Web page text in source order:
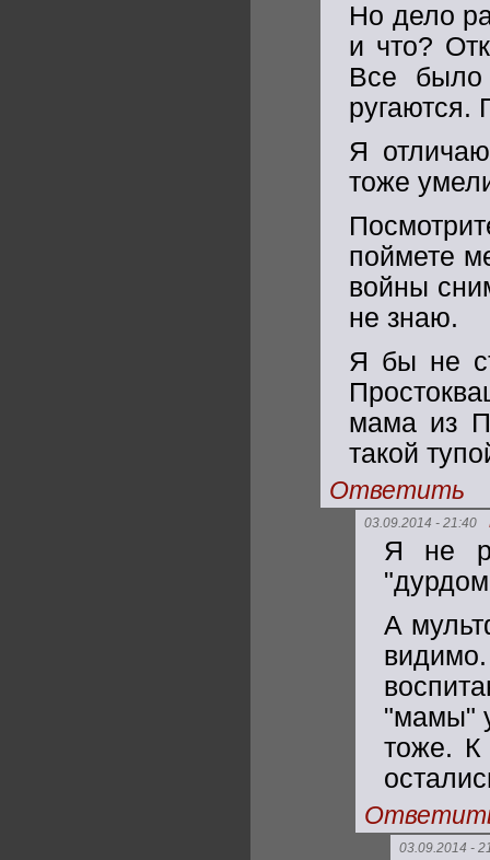
Но дело
и что?
Все было
ругаются.
Я
тоже
поймете
войны
не знаю.
Я бы не
мама из
такой
Ответить
03.09.2014 - 21:40
Я не
А
"мамы"
тоже. К
03.09.2014 -